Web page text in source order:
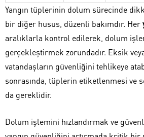
Yangın tüplerinin dolum sürecinde
bir diğer husus, düzenli bakımdır. Her
aralıklarla kontrol edilerek, dolum
gerçekleştirmek zorundadır. Eksik
vatandaşların güvenliğini tehlikeye
sonrasında, tüplerin etiketlenmesi ve
da gereklidir.
Dolum işlemini hızlandırmak ve